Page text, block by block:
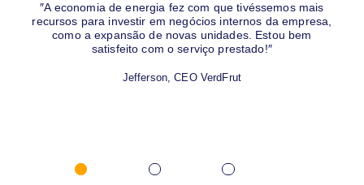
″A economia de energia fez com que tivéssemos mais
recursos para investir em negócios internos da empresa,
como a expansão de novas unidades. Estou bem
satisfeito com o serviço prestado!″
Jefferson, CEO VerdFrut